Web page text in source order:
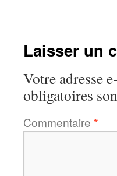
Laisser un
Votre adresse
obligatoires
Commentaire *